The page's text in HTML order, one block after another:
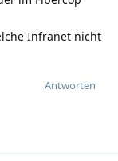
Infranet nicht
Antworten